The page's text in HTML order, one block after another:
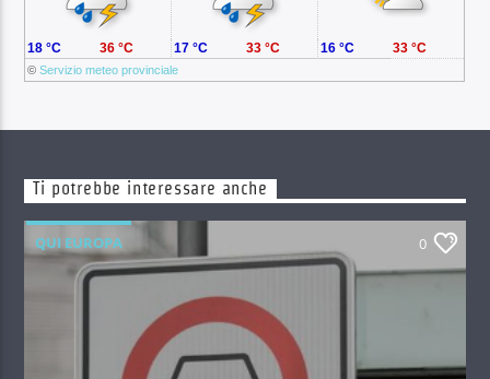
©Servizio meteo provinciale
18 °C 36 °C 17 °C 33 °C 16 °C 33 °C
Ti potrebbe interessare anche
QUI EUROPA 0